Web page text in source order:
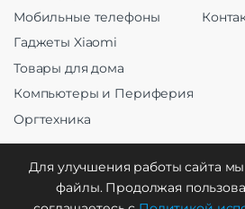
Мобильные телефоны
Гаджеты Xiaomi
Товары для дома
Компьютеры и Периферия
Оргтехника
Для улучшения работы сайта
файлы. Продолжая